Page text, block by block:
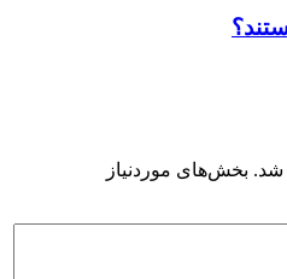
شد. بخش‌های موردنیاز